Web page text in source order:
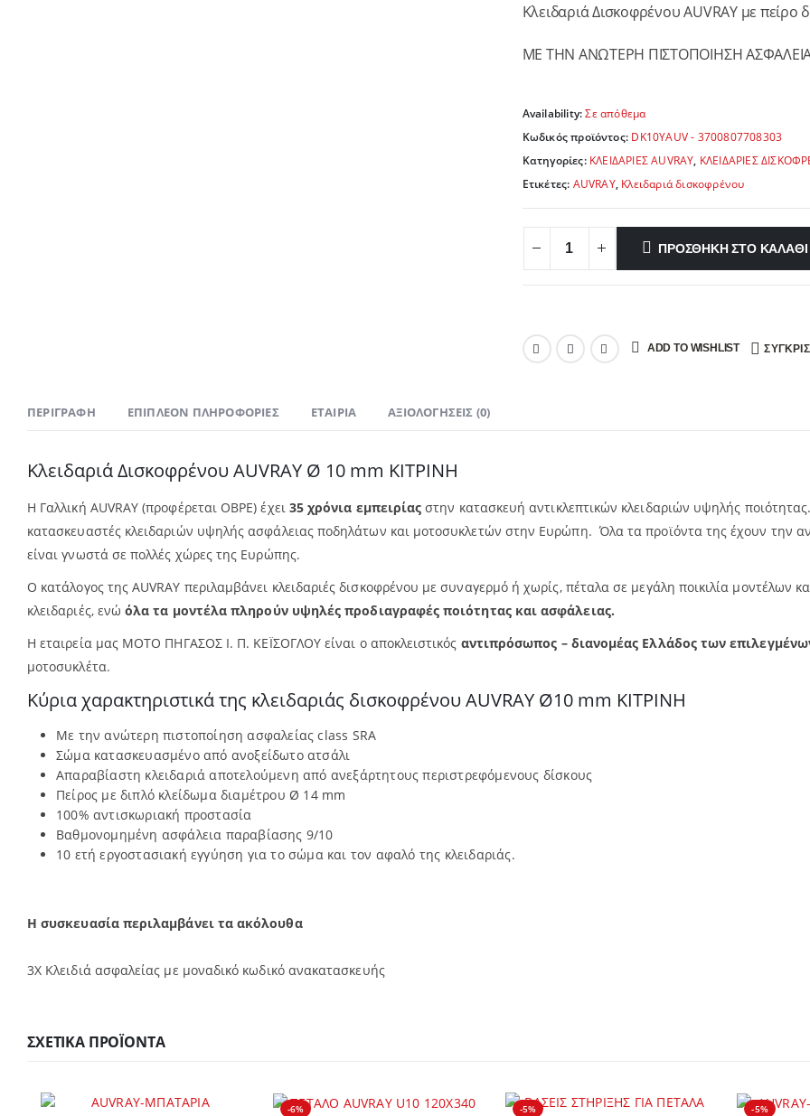
was:
τιμή
62,00 €.
Κλειδαριά Δισκοφρένου AUVRAY με πείρο
ΜΕ ΤΗΝ ΑΝΩΤΕΡΗ ΠΙΣΤΟΠΟΙΗΣΗ
Availability:Σε απόθεμα
Κωδικός προϊόντος: DK10YAUV - 3700807708303
Κατηγορίες: ΚΛΕΙΔΑΡΙΕΣ AUVRAY, ΚΛΕΙΔΑΡΙΕΣ
Ετικέτες: AUVRAY, Κλειδαριά δισκοφρένου
ΠΡΟΣΘΉΚΗ ΣΤΟ ΚΑΛΆΘΙ
ADD TO WISHLIST
ΠΕΡΙΓΡΑΦΉ ΕΠΙΠΛΈΟΝ ΠΛΗΡΟΦΟΡΊΕΣ ΕΤΑΙΡΊΑ ΑΞΙΟΛΟΓΉΣΕΙΣ (0)
Κλειδαριά Δισκοφρένου AUVRAY Ø 10 mm ΚΙΤΡΙΝΗ
Η Γαλλική AUVRAY (προφέρεται ΟΒΡΕ) έχει 35 χρόνια εμπειρίας στην κατασκευή αντικλεπτικών κλειδαριών υψηλής
κατασκευαστές κλειδαριών υψηλής ασφάλειας ποδηλάτων και μοτοσυκλετών στην Ευρώπη. Όλα τα προϊόντα της έχουν την
είναι γνωστά σε πολλές χώρες της Ευρώπης.
Ο κατάλογος της AUVRAY περιλαμβάνει κλειδαριές δισκοφρένου με συναγερμό ή χωρίς, πέταλα σε μεγάλη ποικιλία μοντέλων
κλειδαριές, ενώόλα τα μοντέλα πληρούν υψηλές προδιαγραφές ποιότητας και ασφάλειας.
Η εταιρεία μας ΜΟΤΟ ΠΗΓΑΣΟΣ Ι. Π. ΚΕΪΣΟΓΛΟΥ είναι ο αποκλειστικός αντιπρόσωπος – διανομέας Ελλάδος των
μοτοσυκλέτα.
Κύρια χαρακτηριστικά της κλειδαριάς δισκοφρένου AUVRAY Ø10 mm ΚΙΤΡΙΝΗ
Με την ανώτερη πιστοποίηση ασφαλείας class SRA
Σώμα κατασκευασμένο από ανοξείδωτο ατσάλι
Απαραβίαστη κλειδαριά αποτελούμενη από ανεξάρτητους περιστρεφόμενους δίσκους
Πείρος με διπλό κλείδωμα διαμέτρου Ø 14 mm
100% αντισκωριακή προστασία
Βαθμονομημένη ασφάλεια παραβίασης 9/10
10 ετή εργοστασιακή εγγύηση για το σώμα και τον αφαλό της κλειδαριάς.
Η συσκευασία περιλαμβάνει τα ακόλουθα
3Χ Κλειδιά ασφαλείας με μοναδικό κωδικό ανακατασκευής
ΣΧΕΤΙΚΆ ΠΡΟΪΌΝΤΑ
-6% -5% -5%